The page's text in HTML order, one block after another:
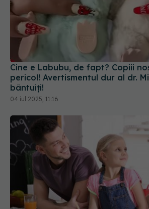
Cine e Labubu, de fapt? Copiii
pericol! Avertismentul dur al dr.
bântuiți!
04 iul 2025, 11:16